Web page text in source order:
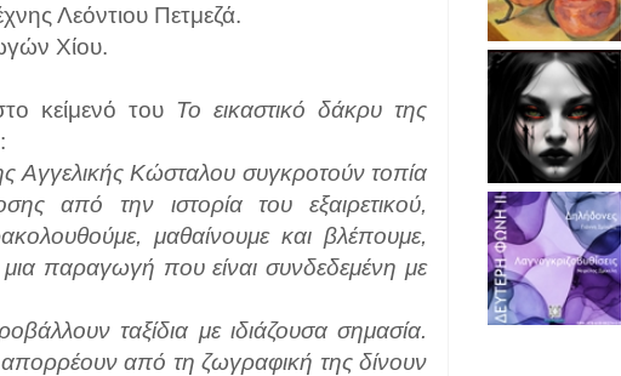
Λεόντιου Πετμεζά.
Χίου.
κείμενό του Το εικαστικό δάκρυ της
Αγγελικής Κώσταλου συγκροτούν τοπία
από την ιστορία του εξαιρετικού,
μαθαίνουμε και βλέπουμε,
παραγωγή που είναι συνδεδεμένη με
ταξίδια με ιδιάζουσα σημασία.
από τη ζωγραφική της δίνουν